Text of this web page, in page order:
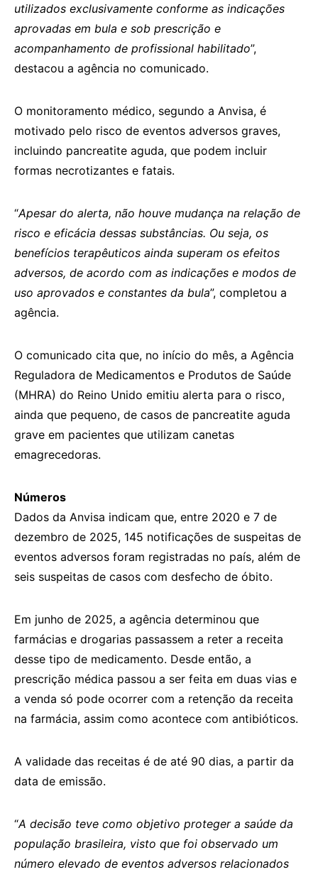
utilizados exclusivamente conforme as indicações
aprovadas em bula e sob prescrição e
acompanhamento de profissional habilitado”,
destacou a agência no comunicado.
O monitoramento médico, segundo a Anvisa, é
motivado pelo risco de eventos adversos graves,
incluindo pancreatite aguda, que podem incluir
formas necrotizantes e fatais.
“Apesar do alerta, não houve mudança na relação de
risco e eficácia dessas substâncias. Ou seja, os
benefícios terapêuticos ainda superam os efeitos
adversos, de acordo com as indicações e modos de
uso aprovados e constantes da bula”, completou a
agência.
O comunicado cita que, no início do mês, a Agência
Reguladora de Medicamentos e Produtos de Saúde
(MHRA) do Reino Unido emitiu alerta para o risco,
ainda que pequeno, de casos de pancreatite aguda
grave em pacientes que utilizam canetas
emagrecedoras.
Números
Dados da Anvisa indicam que, entre 2020 e 7 de
dezembro de 2025, 145 notificações de suspeitas de
eventos adversos foram registradas no país, além de
seis suspeitas de casos com desfecho de óbito.
Em junho de 2025, a agência determinou que
farmácias e drogarias passassem a reter a receita
desse tipo de medicamento. Desde então, a
prescrição médica passou a ser feita em duas vias e
a venda só pode ocorrer com a retenção da receita
na farmácia, assim como acontece com antibióticos.
A validade das receitas é de até 90 dias, a partir da
data de emissão.
“A decisão teve como objetivo proteger a saúde da
população brasileira, visto que foi observado um
número elevado de eventos adversos relacionados